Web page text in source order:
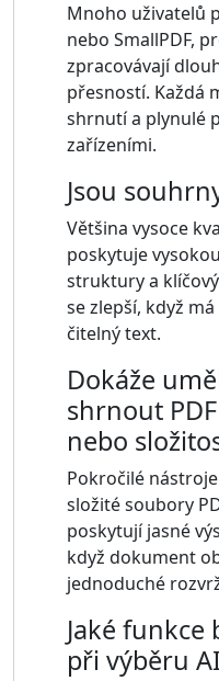
Mnoho uživatelů
nebo SmallPDF,
zpracovávají
přesností. Každá
shrnutí a plynulé
zařízeními.
Jsou
Většina vysoce
poskytuje
struktury a
se zlepší, když
čitelný text.
Dokáže
shrnout
nebo
Pokročilé
složité soubory
poskytují jasné
když dokument
jednoduché
Jaké
při výběru